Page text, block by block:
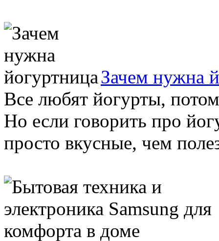
Зачем нужна
Все любят йогурты,
Но если говорить про
просто вкусные, чем